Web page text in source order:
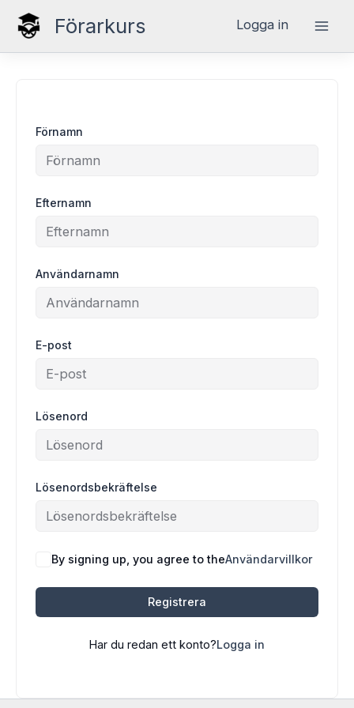
Hoppa
Förarkurs Logga in
Förnamn
Efternamn
Användarnamn
E-post
Lösenord
Lösenordsbekräftelse
By signing up, you agree to theAnvändarvillkor
Registrera
Har du redan ett konto?Logga in